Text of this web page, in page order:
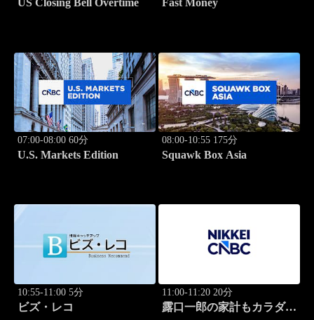
US Closing Bell Overtime Fast Money
07:00-08:00 60分
U.S. Markets Edition
08:00-10:55 175分
Squawk Box Asia
10:55-11:00 5分
ビズ・レコ
11:00-11:20 20分
露口一郎の家計もカラダも